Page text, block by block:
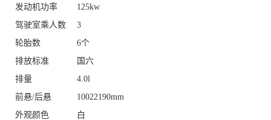
发动机功率
125kw
驾驶室乘人数
3
轮胎数
6个
排放标准
国六
排量
4.0l
前悬/后悬
10022190mm
外观颜色
白